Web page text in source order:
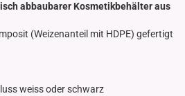
abbaubarer Kosmetikbehälter aus
(Weizenanteil mit HDPE) gefertigt
weiss oder schwarz